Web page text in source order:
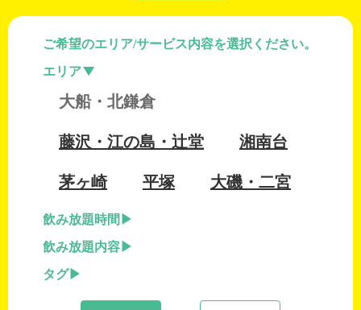
ご希望のエリア/サービス内容を選択ください。
エリア
大船・北鎌倉
藤沢・江の島・辻堂 湘南台
茅ヶ崎 平塚 大磯・二宮
飲み放題時間
飲み放題内容
タグ